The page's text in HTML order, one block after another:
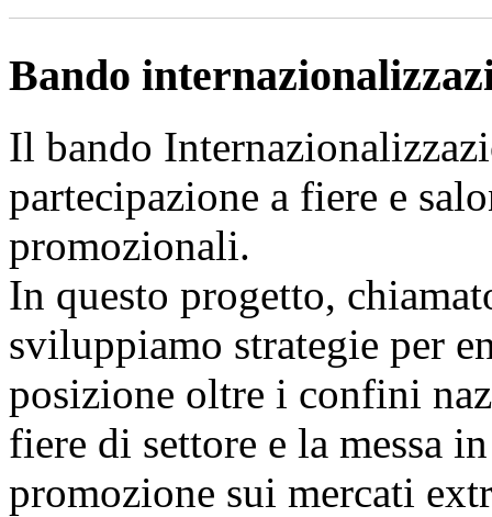
Bando
Il bando
partecipazione a fiere e
promozionali.
In questo progetto,
sviluppiamo strategie per
posizione oltre i confini
fiere di settore e la messa
promozione sui mercati